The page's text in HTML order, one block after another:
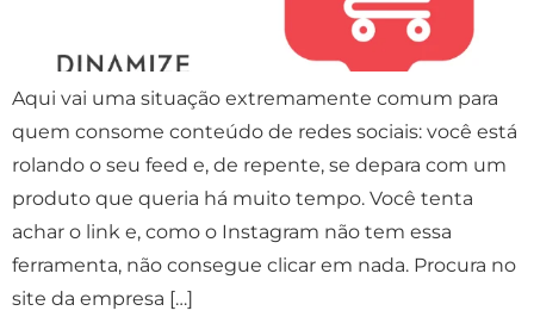
Aqui vai uma situação extremamente comum para
quem consome conteúdo de redes sociais: você está
rolando o seu feed e, de repente, se depara com um
produto que queria há muito tempo. Você tenta
achar o link e, como o Instagram não tem essa
ferramenta, não consegue clicar em nada. Procura no
site da empresa […]